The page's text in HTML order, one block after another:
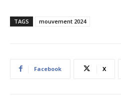
TAGS mouvement 2024
Facebook X